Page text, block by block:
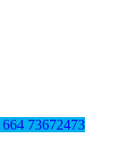
73672473